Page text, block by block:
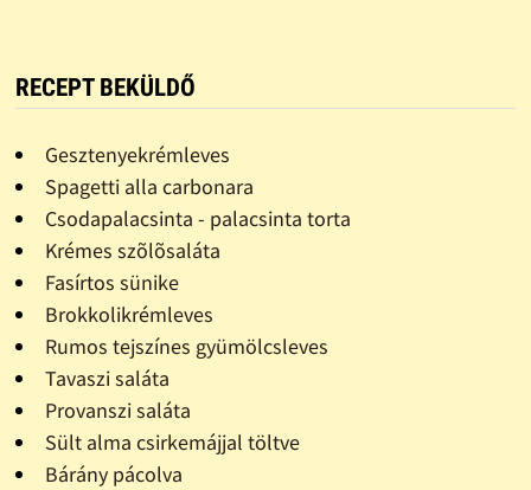
RECEPT BEKÜLDŐ
Gesztenyekrémleves
Spagetti alla carbonara
Csodapalacsinta - palacsinta torta
Krémes szõlõsaláta
Fasírtos sünike
Brokkolikrémleves
Rumos tejszínes gyümölcsleves
Tavaszi saláta
Provanszi saláta
Sült alma csirkemájjal töltve
Bárány pácolva